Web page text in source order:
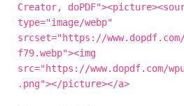
Creator,
type="image/webp"
srcset="https://www.dopdf.com/
f79.webp"><img
src="https://www.dopdf.com/
.png"></picture></a>